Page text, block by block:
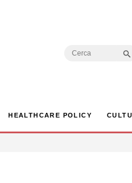
Search
HEALTHCARE POLICY